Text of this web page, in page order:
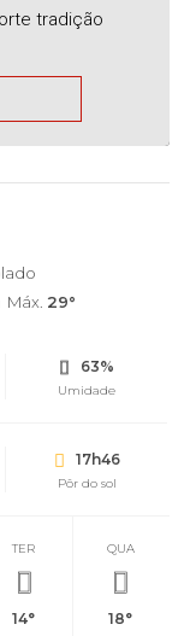
tradição
Máx. 29°
63%
Umidade
17h46
Pôr do sol
TER
14°
QUA
18°